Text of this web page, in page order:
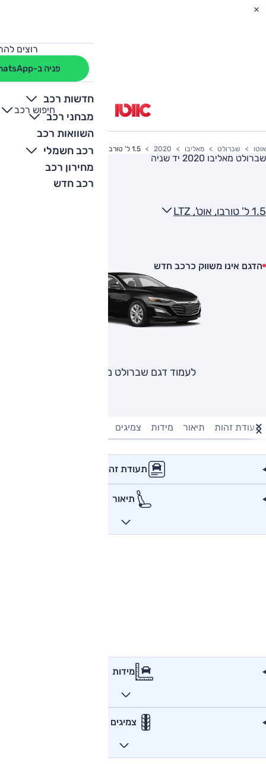
רוצים
פניה ב-WhatsApp
חדשות רכב
מבחני רכב
השוואות רכב
רכב חשמלי
מחירון רכב
רכב חדש
חיפוש רכב
+
-
אוטו שברולט מאליבו 2020 1.5 ל' טורבו, אוט', LTZ
שברולט מאליבו 2020 יד שניה
1.5 ל' טורבו, אוט', LTZ
הדגם אינו משווק כרכב חדש
לעמוד דגם שברולט מאליבו
תעודת זהות תיאור מידות צמיגים
תעודת זהות
תיאור
מידות
צמיגים